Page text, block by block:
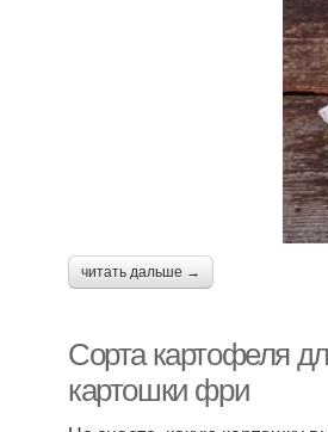
читать дальше →
Сорта картофеля
картошки фри